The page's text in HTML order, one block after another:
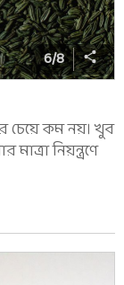
6/8
চেয়ে কম নয়। খুব
নিয়ন্ত্রণে